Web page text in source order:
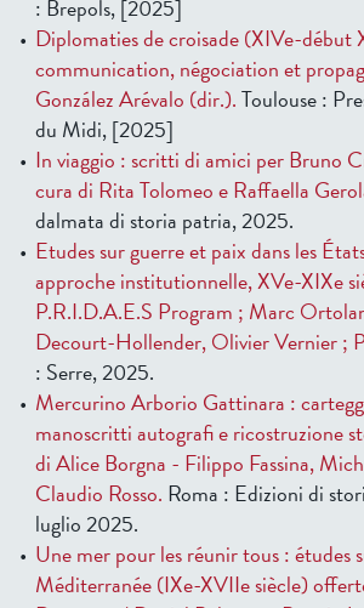
: Brepols, [2025]
Diplomaties de croisade (XIVe-début
communication, négociation et
González Arévalo (dir.).Toulouse :
du Midi, [2025]
In viaggio : scritti di amici per Bruno
cura di Rita Tolomeo e Raffaella
dalmata di storia patria, 2025.
Etudes sur guerre et paix dans les
approche institutionnelle, XVe-XIXe
P.R.I.D.A.E.S Program ; Marc
Decourt-Hollender, Olivier Vernier ;
: Serre, 2025.
Mercurino Arborio Gattinara :
manoscritti autografi e ricostruzione
di Alice Borgna - Filippo Fassina,
Claudio Rosso. Roma : Edizioni di
luglio 2025.
Une mer pour les réunir tous : études
Méditerranée (IXe-XVIIe siècle)